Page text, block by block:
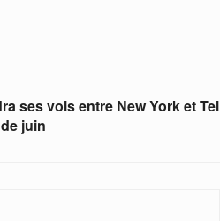
ses vols entre New York et Tel
juin